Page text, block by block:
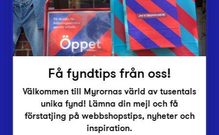
Inlämningsplatser
Om Myrorna
Lediga jobb
Pressrum
Få fyndtips från oss!
Välkommen till Myrornas värld av tusentals
unika fynd! Lämna din mejl och få
förstatjing på webbshopstips, nyheter och
inspiration.